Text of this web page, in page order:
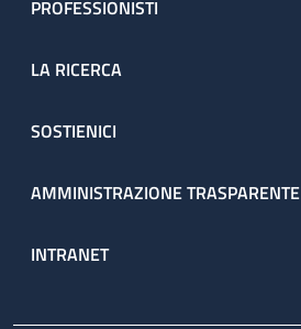
PROFESSIONISTI
LA RICERCA
SOSTIENICI
AMMINISTRAZIONE TRASPARENTE
INTRANET